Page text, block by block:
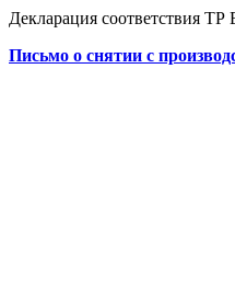
Декларация соответствия
Письмо о снятии с